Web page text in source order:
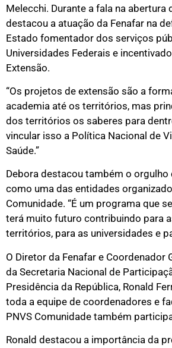
Melecchi. Durante a fala na abertura
destacou a atuação da Fenafar na
Estado fomentador dos serviços
Universidades Federais e
Extensão.
“Os projetos de extensão são a
academia até os territórios, mas
dos territórios os saberes para
vincular isso a Política Nacional de
Saúde.”
Debora destacou também o orgulho
como uma das entidades
Comunidade. “É um programa que
terá muito futuro contribuindo para
territórios, para as universidades e
O Diretor da Fenafar e Coordenador
da Secretaria Nacional de
Presidência da República, Ronald
toda a equipe de coordenadores e
PNVS Comunidade também
Ronald destacou a importância da